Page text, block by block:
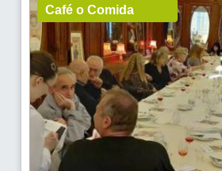
Café o Comida